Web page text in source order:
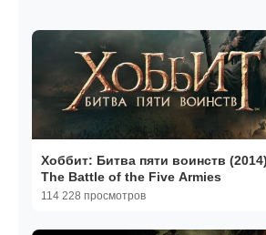
Хоббит: Битва пяти воинств
The Battle of the Five Armies
114 228 просмотров